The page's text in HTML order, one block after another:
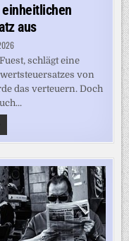
aus
schlägt eine
von
das verteuern. Doch